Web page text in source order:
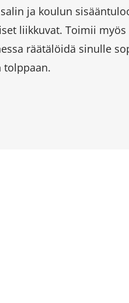
ja koulun
liikkuvat. Toimii
räätälöidä sinulle
tolppaan.